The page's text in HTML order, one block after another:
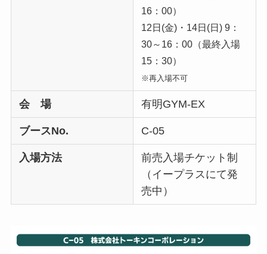
16：00）
12日(金)・14日(日) 9：
30～16：00（最終入場
15：30）
※再入場不可
会 場 有明GYM-EX
ブースNo. C-05
入場方法
前売入場チケット制
（イープラスにて発
売中）